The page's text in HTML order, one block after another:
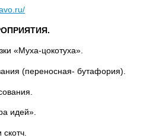
«Муха-цокотуха».
(переносная- бутафория).
идей».